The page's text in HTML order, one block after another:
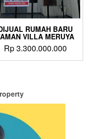
RUMAH BARU
VILLA MERUYA
Rp3.300.000.000